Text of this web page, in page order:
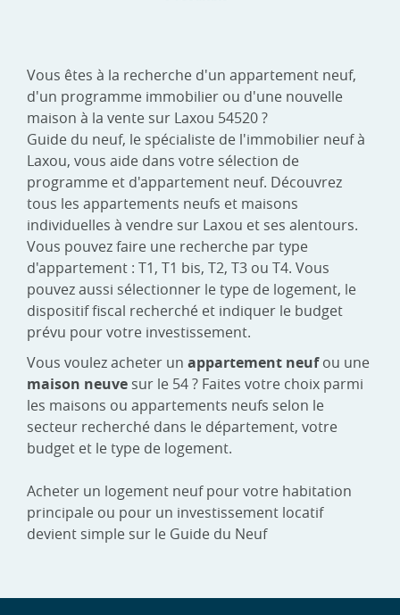
Vous êtes à la recherche d'un appartement neuf,
d'un programme immobilier ou d'une nouvelle
maison à la vente sur Laxou 54520 ?
Guide du neuf, le spécialiste de l'immobilier neuf à
Laxou, vous aide dans votre sélection de
programme et d'appartement neuf. Découvrez
tous les appartements neufs et maisons
individuelles à vendre sur Laxou et ses alentours.
Vous pouvez faire une recherche par type
d'appartement : T1, T1 bis, T2, T3 ou T4. Vous
pouvez aussi sélectionner le type de logement, le
dispositif fiscal recherché et indiquer le budget
prévu pour votre investissement.
Vous voulez acheter un appartement neufou une
maison neuve sur le 54 ? Faites votre choix parmi
les maisons ou appartements neufs selon le
secteur recherché dans le département, votre
budget et le type de logement.
Acheter un logement neuf pour votre habitation
principale ou pour un investissement locatif
devient simple sur le Guide du Neuf